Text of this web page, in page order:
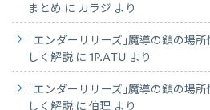
まとめ に カラジ より
｢エンダーリリーズ｣魔導の鎖の場
しく解説 に 1P.ATU より
｢エンダーリリーズ｣魔導の鎖の場
しく解説 に 伯理 より